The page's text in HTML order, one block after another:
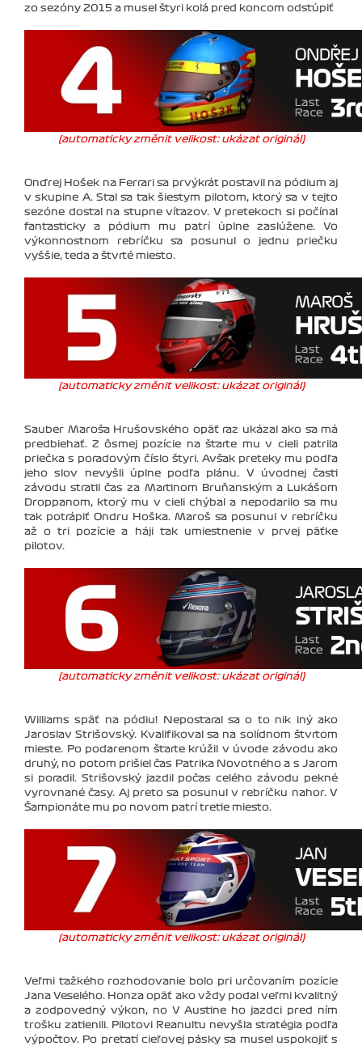
zo sezóny 2015 a musel štyri kolá pred koncom odstúpiť
(automaticky změnit velikost: ukázat originál)
Onďrej Hošek na Ferrari sa prvýkrát postavil na pódium aj
v skupine A. Stal sa tak šiestym pilotom, ktorý sa v tejto
sezóne dostal na stupne víťazov. V pretekoch si počínal
fantasticky a pódium mu patrí úplne zaslúžene. Vo
výkonnostnom rebríčku sa posunul o jednu priečku
vyššie, teda a štvrté miesto.
(automaticky změnit velikost: ukázat originál)
Sauber Maroša Hrušovského opäť raz ukázal ako sa má
predbiehať. Z ôsmej pozície na štarte mu v cieli patrila
priečka s poradovým číslo štyri. Avšak preteky mu podľa
jeho slov nevyšli úplne podľa plánu. V úvodnej časti
závodu stratil čas za Martinom Bruňanským a Lukášom
Droppanom, ktorý mu v cieli chýbal a nepodarilo sa mu
tak potrápiť Ondru Hoška. Maroš sa posunul v rebríčku
až o tri pozície a háji tak umiestnenie v prvej päťke
pilotov.
(automaticky změnit velikost: ukázat originál)
Williams späť na pódiu! Nepostaral sa o to nik iný ako
Jaroslav Strišovský. Kvalifikoval sa na solídnom štvrtom
mieste. Po podarenom štarte krúžil v úvode závodu ako
druhý, no potom prišiel čas Patrika Novotného a s Jarom
si poradil. Strišovský jazdil počas celého závodu pekné
vyrovnané časy. Aj preto sa posunul v rebríčku nahor. V
Šampionáte mu po novom patrí tretie miesto.
(automaticky změnit velikost: ukázat originál)
Veľmi ťažkého rozhodovanie bolo pri určovaním pozície
Jana Veselého. Honza opäť ako vždy podal veľmi kvalitný
a zodpovedný výkon, no V Austine ho jazdci pred ním
trošku zatienili. Pilotovi Reanultu nevyšla stratégia podľa
výpočtov. Po preťatí cieľovej pásky sa musel uspokojiť s